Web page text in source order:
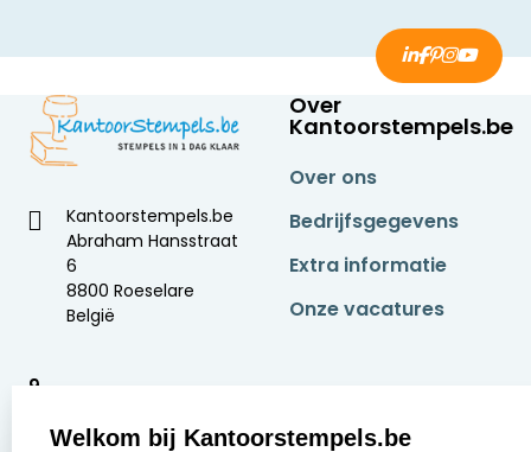
Kantoorstempels.be
Abraham Hansstraat
6
8800 Roeselare
België
9
Over
Kantoorstempels.be
Over ons
Bedrijfsgegevens
Extra informatie
Onze vacatures
Welkom bij Kantoorstempels.be